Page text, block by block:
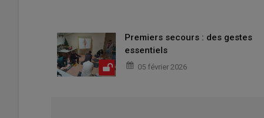
Premiers secours : des gestes
essentiels
05 février 2026